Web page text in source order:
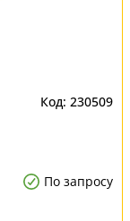
230509
По запросу